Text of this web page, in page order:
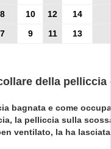
8 10 12
14
7 9 11 13
della
bagnata e come
la pelliccia sulla
ventilato, la ha